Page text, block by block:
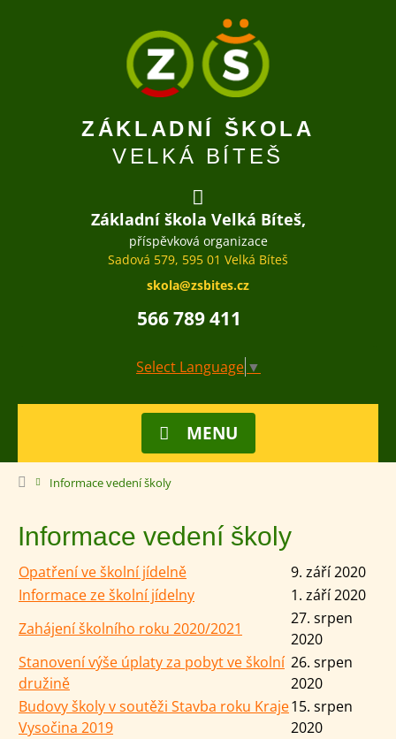
ZÁKLADNÍ ŠKOLA
VELKÁ BÍTEŠ
Základní škola Velká Bíteš,
příspěvková organizace
Sadová 579, 595 01 Velká Bíteš
skola@zsbites.cz
566 789 411
Select Language ▼
MENU
Informace vedení školy
Informace vedení školy
Opatření ve školní jídelně
9. září 2020
Informace ze školní jídelny
1. září 2020
Zahájení školního roku 2020/2021
27. srpen
2020
Stanovení výše úplaty za pobyt ve školní
družině
26. srpen
2020
Budovy školy v soutěži Stavba roku Kraje
Vysočina 2019
15. srpen
2020